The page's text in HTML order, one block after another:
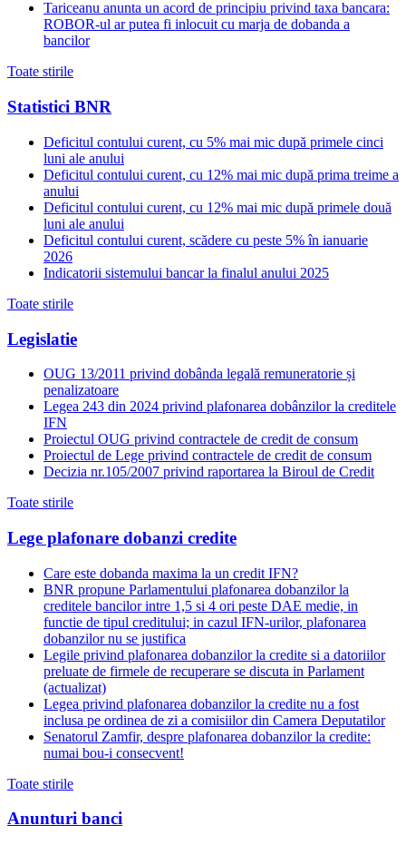
Tariceanu anunta un acord de principiu privind taxa bancara:
ROBOR-ul ar putea fi inlocuit cu marja de dobanda a
bancilor
Toate stirile
Statistici BNR
Deficitul contului curent, cu 5% mai mic după primele cinci
luni ale anului
Deficitul contului curent, cu 12% mai mic după prima treime a
anului
Deficitul contului curent, cu 12% mai mic după primele două
luni ale anului
Deficitul contului curent, scădere cu peste 5% în ianuarie
2026
Indicatorii sistemului bancar la finalul anului 2025
Toate stirile
Legislatie
OUG 13/2011 privind dobânda legală remuneratorie și
penalizatoare
Legea 243 din 2024 privind plafonarea dobânzilor la creditele
IFN
Proiectul OUG privind contractele de credit de consum
Proiectul de Lege privind contractele de credit de consum
Decizia nr.105/2007 privind raportarea la Biroul de Credit
Toate stirile
Lege plafonare dobanzi credite
Care este dobanda maxima la un credit IFN?
BNR propune Parlamentului plafonarea dobanzilor la
creditele bancilor intre 1,5 si 4 ori peste DAE medie, in
functie de tipul creditului; in cazul IFN-urilor, plafonarea
dobanzilor nu se justifica
Legile privind plafonarea dobanzilor la credite si a datoriilor
preluate de firmele de recuperare se discuta in Parlament
(actualizat)
Legea privind plafonarea dobanzilor la credite nu a fost
inclusa pe ordinea de zi a comisiilor din Camera Deputatilor
Senatorul Zamfir, despre plafonarea dobanzilor la credite:
numai bou-i consecvent!
Toate stirile
Anunturi banci